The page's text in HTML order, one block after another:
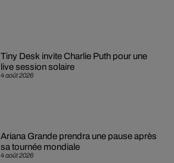
4 août 2026
Tiny Desk invite Charlie Puth pour une
live session solaire
4 août 2026
Ariana Grande prendra une pause après
sa tournée mondiale